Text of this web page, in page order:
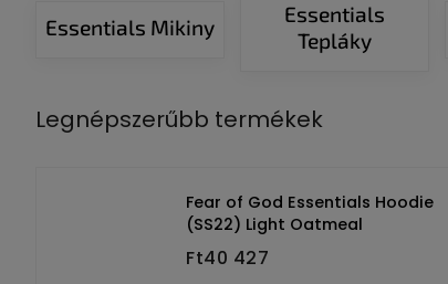
Essentials Mikiny
Essentials
Tepláky
Legnépszerűbb termékek
Fear of God Essentials Hoodie
(SS22) Light Oatmeal
Ft40 427